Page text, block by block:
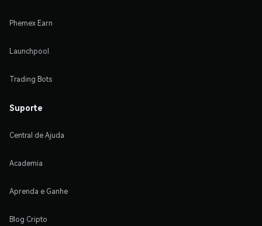
Phemex Earn
Launchpool
Trading Bots
Suporte
Central de Ajuda
Academia
Aprenda e Ganhe
Blog Cripto